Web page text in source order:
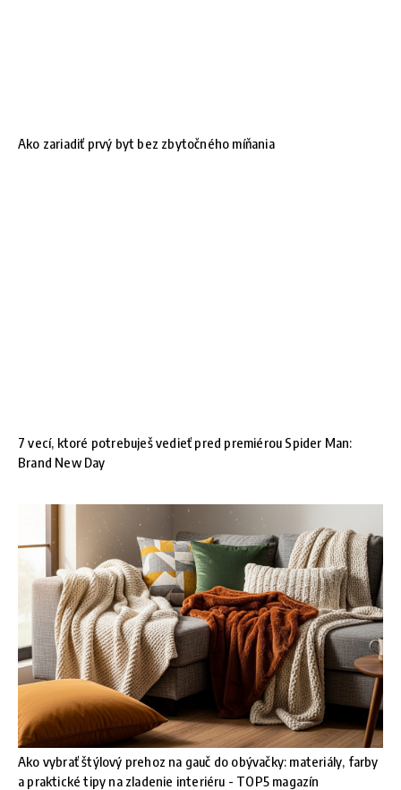
Ako zariadiť prvý byt bez zbytočného míňania
7 vecí, ktoré potrebuješ vedieť pred premiérou Spider Man:
Brand New Day
Ako vybrať štýlový prehoz na gauč do obývačky: materiály, farby
a praktické tipy na zladenie interiéru - TOP5 magazín